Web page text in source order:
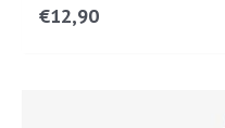
€12,90